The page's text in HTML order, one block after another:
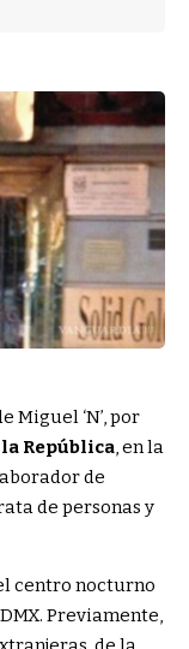
Miguel ‘N’, por
República, en la
de
de personas y
centro nocturno
Previamente,